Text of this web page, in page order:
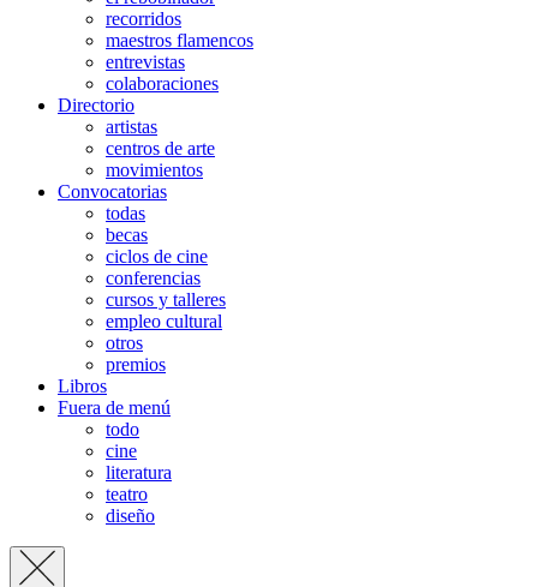
recorridos
maestros flamencos
entrevistas
colaboraciones
Directorio
artistas
centros de arte
movimientos
Convocatorias
todas
becas
ciclos de cine
conferencias
cursos y talleres
empleo cultural
otros
premios
Libros
Fuera de menú
todo
cine
literatura
teatro
diseño